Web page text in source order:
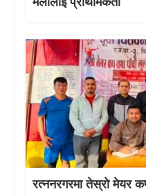
रत्ननरगरमा तेस्राे मेयर